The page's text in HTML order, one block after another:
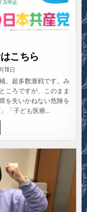
こちら
18日
。超多数激戦です。み
ころですが、このまま
を失いかねない危険を
「子ども医療…